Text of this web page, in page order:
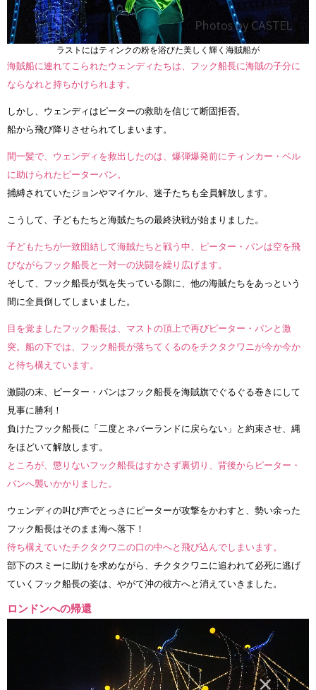
ラストにはティンクの粉を浴びた美しく輝く海賊船が
海賊船に連れてこられたウェンディたちは、フック船長に海賊の子分に
ならなれと持ちかけられます。
しかし、ウェンディはピーターの救助を信じて断固拒否。
船から飛び降りさせられてしまいます。
間一髪で、ウェンディを救出したのは、爆弾爆発前にティンカー・ベル
に助けられたピーターパン。
捕縛されていたジョンやマイケル、迷子たちも全員解放します。
こうして、子どもたちと海賊たちの最終決戦が始まりました。
子どもたちが一致団結して海賊たちと戦う中、ピーター・パンは空を飛
びながらフック船長と一対一の決闘を繰り広げます。
そして、フック船長が気を失っている隙に、他の海賊たちをあっという
間に全員倒してしまいました。
目を覚ましたフック船長は、マストの頂上で再びピーター・パンと激
突。船の下では、フック船長が落ちてくるのをチクタクワニが今か今か
と待ち構えています。
激闘の末、ピーター・パンはフック船長を海賊旗でぐるぐる巻きにして
見事に勝利！
負けたフック船長に「二度とネバーランドに戻らない」と約束させ、縄
をほどいて解放します。
ところが、懲りないフック船長はすかさず裏切り、背後からピーター・
パンへ襲いかかりました。
ウェンディの叫び声でとっさにピーターが攻撃をかわすと、勢い余った
フック船長はそのまま海へ落下！
待ち構えていたチクタクワニの口の中へと飛び込んでしまいます。
部下のスミーに助けを求めながら、チクタクワニに追われて必死に逃げ
ていくフック船長の姿は、やがて沖の彼方へと消えていきました。
ロンドンへの帰還